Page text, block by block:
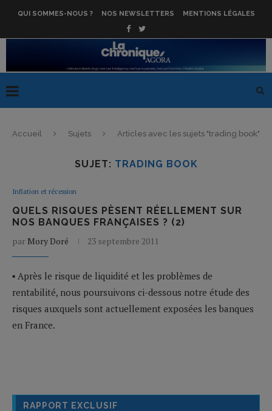
QUI SOMMES-NOUS ? NOS NEWSLETTERS MENTIONS LÉGALES
Accueil Sujets Articles avec les sujets "trading book"
SUJET: TRADING BOOK
Inflation et récession
QUELS RISQUES PÈSENT RÉELLEMENT SUR
NOS BANQUES FRANÇAISES ? (2)
par Mory Doré 23 septembre 2011
▪ Après le risque de liquidité et les problèmes de
rentabilité, nous poursuivons ci-dessous notre étude des
risques auxquels sont actuellement exposées les banques
en France.
RAPPORT EXCLUSIF